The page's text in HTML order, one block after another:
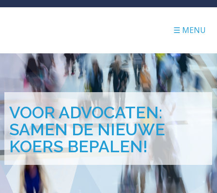
☰ MENU
VOOR ADVOCATEN:
SAMEN DE NIEUWE
KOERS BEPALEN!